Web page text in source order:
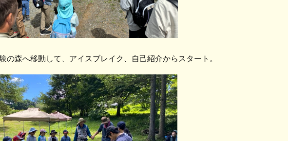
の森へ移動して、アイスブレイク、自己紹介からスタート。